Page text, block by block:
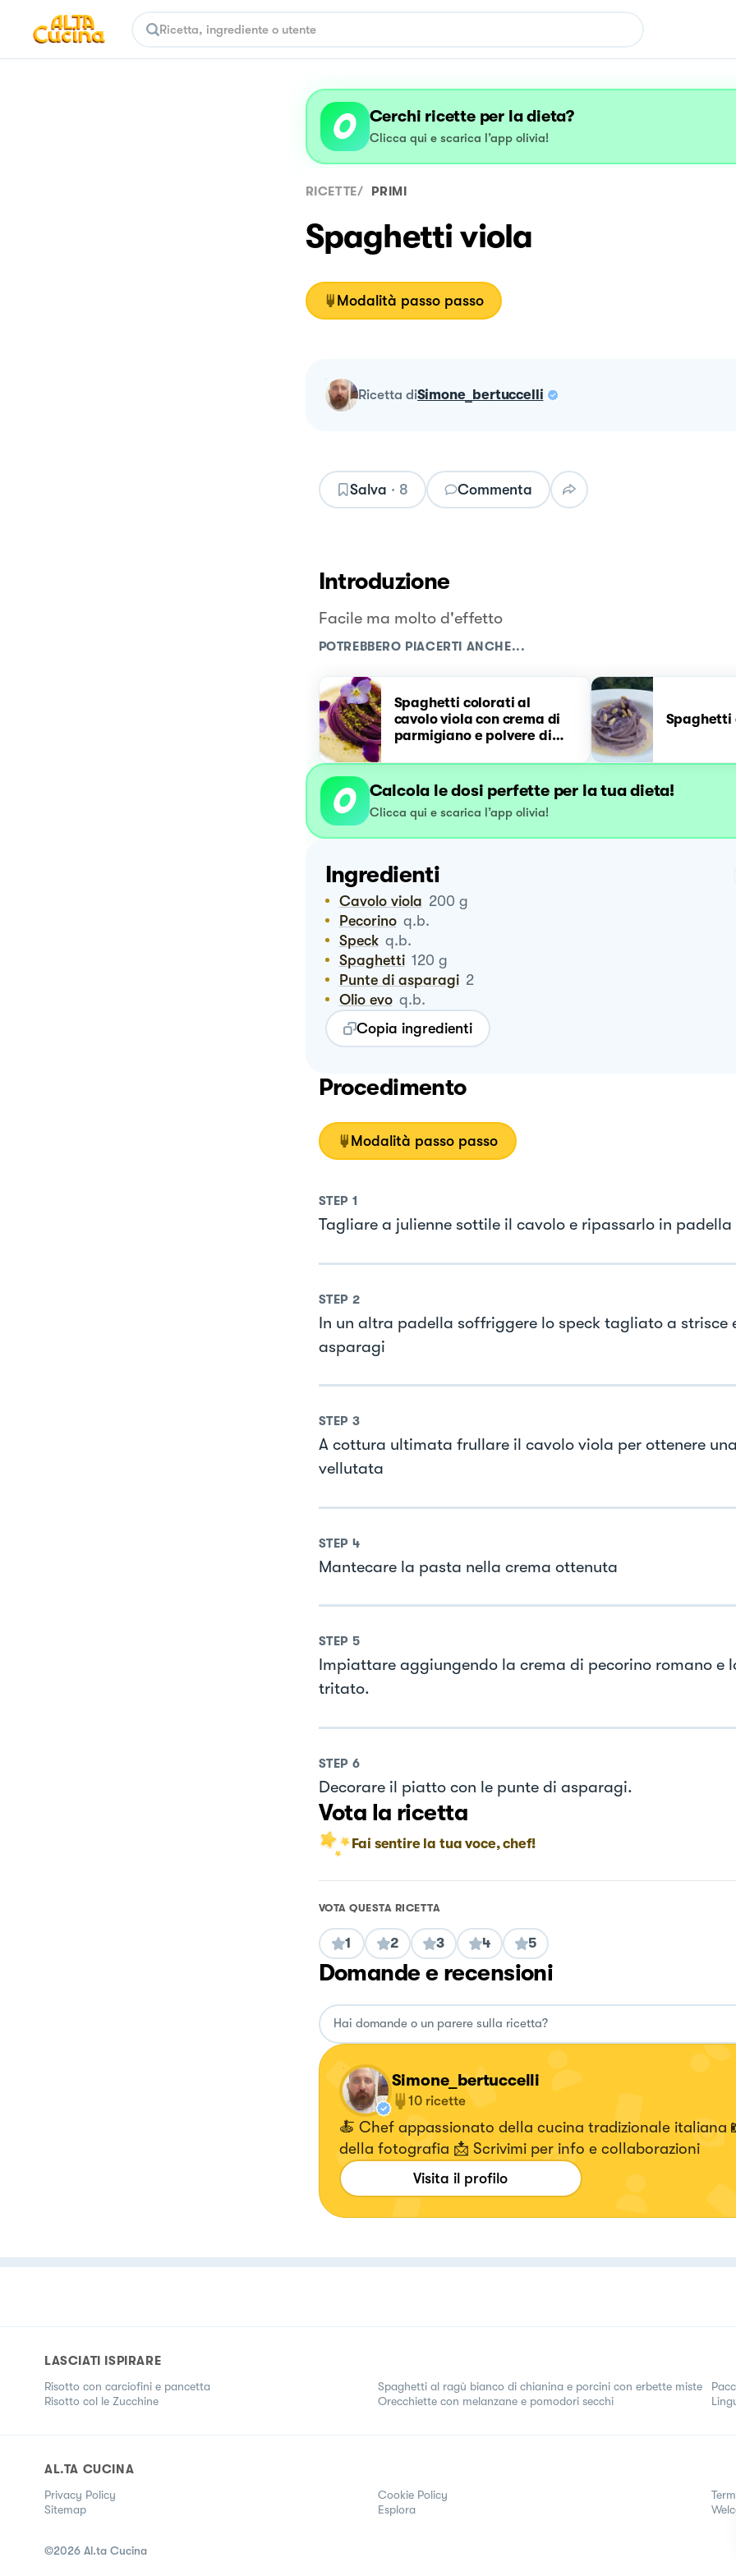
Cerchi ricette per la dieta?
Clicca qui e scarica l’app olivia!
RICETTE/ PRIMI
Spaghetti viola
Modalità passo passo
ricetta diSimone_bertuccelli
Salva · 8 Commenta
Introduzione
Facile ma molto d'effetto
POTREBBERO PIACERTI ANCHE...
Spaghetti colorati al
cavolo viola con crema di
parmigiano e polvere di
Spaghetti
Calcola le dosi perfette per la tua dieta!
Clicca qui e scarica l’app olivia!
Ingredienti
Cavolo viola 200 g
Pecorino q.b.
Speck q.b.
Spaghetti 120 g
Punte di asparagi 2
Olio evo q.b.
Copia ingredienti
Procedimento
Modalità passo passo
STEP 1
Tagliare a julienne sottile il cavolo e ripassarlo in padella
STEP 2
In un altra padella soffriggere lo speck tagliato a strisce
asparagi
STEP 3
A cottura ultimata frullare il cavolo viola per ottenere
vellutata
STEP 4
Mantecare la pasta nella crema ottenuta
STEP 5
Impiattare aggiungendo la crema di pecorino romano e
tritato.
STEP 6
Decorare il piatto con le punte di asparagi.
Vota la ricetta
Fai sentire la tua voce, chef!
VOTA QUESTA RICETTA
1 2 3 4 5
Domande e recensioni
Simone_bertuccelli
10 ricette
🍝 Chef appassionato della cucina tradizionale italiana
della fotografia 📩 Scrivimi per info e collaborazioni
Visita il profilo
LASCIATI ISPIRARE
Risotto con carciofini e pancetta
Risotto col le Zucchine
Spaghetti al ragù bianco di chianina e porcini con erbette miste
Orecchiette con melanzane e pomodori secchi
AL.TA CUCINA
Privacy Policy Cookie Policy
Sitemap
Esplora
©2026 Al.ta Cucina